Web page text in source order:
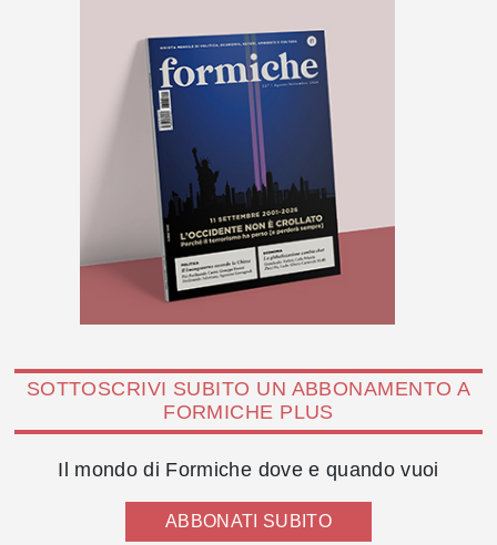
SOTTOSCRIVI SUBITO UN ABBONAMENTO A
FORMICHE PLUS
Il mondo di Formiche dove e quando vuoi
ABBONATI SUBITO